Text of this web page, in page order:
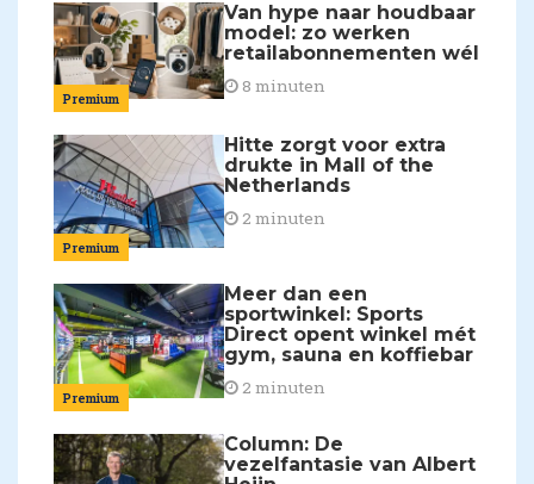
Premium
Van hype naar houdbaar
model: zo werken
retailabonnementen wél
8 minuten
Premium
Hitte zorgt voor extra
drukte in Mall of the
Netherlands
2 minuten
Premium
Meer dan een
sportwinkel: Sports
Direct opent winkel mét
gym, sauna en koffiebar
2 minuten
Column: De
vezelfantasie van Albert